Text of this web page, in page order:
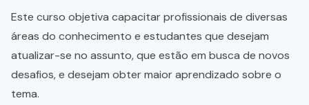
Este curso objetiva capacitar profissionais de diversas
áreas do conhecimento e estudantes que desejam
atualizar-se no assunto, que estão em busca de novos
desafios, e desejam obter maior aprendizado sobre o
tema.